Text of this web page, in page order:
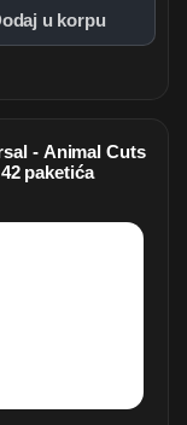
u korpu
- Animal Cuts
42 paketića